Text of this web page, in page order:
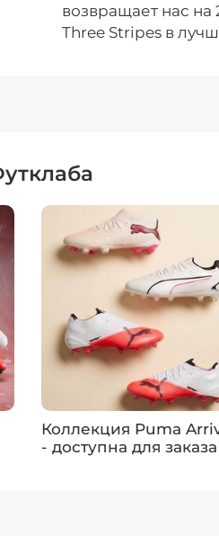
возвращает нас
Three Stripes в
Коллекция Puma
- доступна для заказа